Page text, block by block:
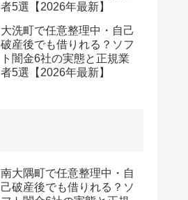
者5選【2026年最新】
大洗町で任意整理中・自己
破産後でも借りれる？ソフ
ト闇金6社の実態と正規業
者5選【2026年最新】
南大隅町で任意整理中・自
己破産後でも借りれる？ソ